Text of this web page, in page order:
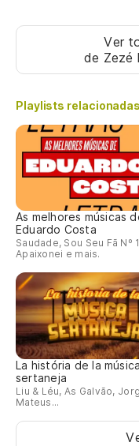
Ver
de Zezé
Playlists relacionadas
As melhores músicas
Eduardo Costa
Saudade, Sou Seu Fã Nº
Apaixonei e mais.
La história de la música
sertaneja
Liu & Léu, As Galvão,
Mateus...